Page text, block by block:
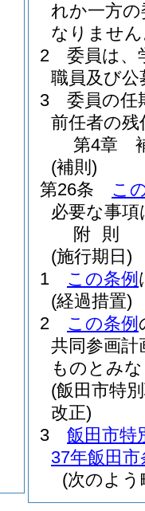
れか一方
なりませ
2
委員は、
職員及び
3
委員の任
前任者の
第4章
(補則)
第26条
こ
必要な事
附 則
(施行期日)
1
この条例
(経過措置)
2
この条例
共同参画計
ものとみ
(飯田市特
改正)
3
飯田市特
37年飯田
(次のよう